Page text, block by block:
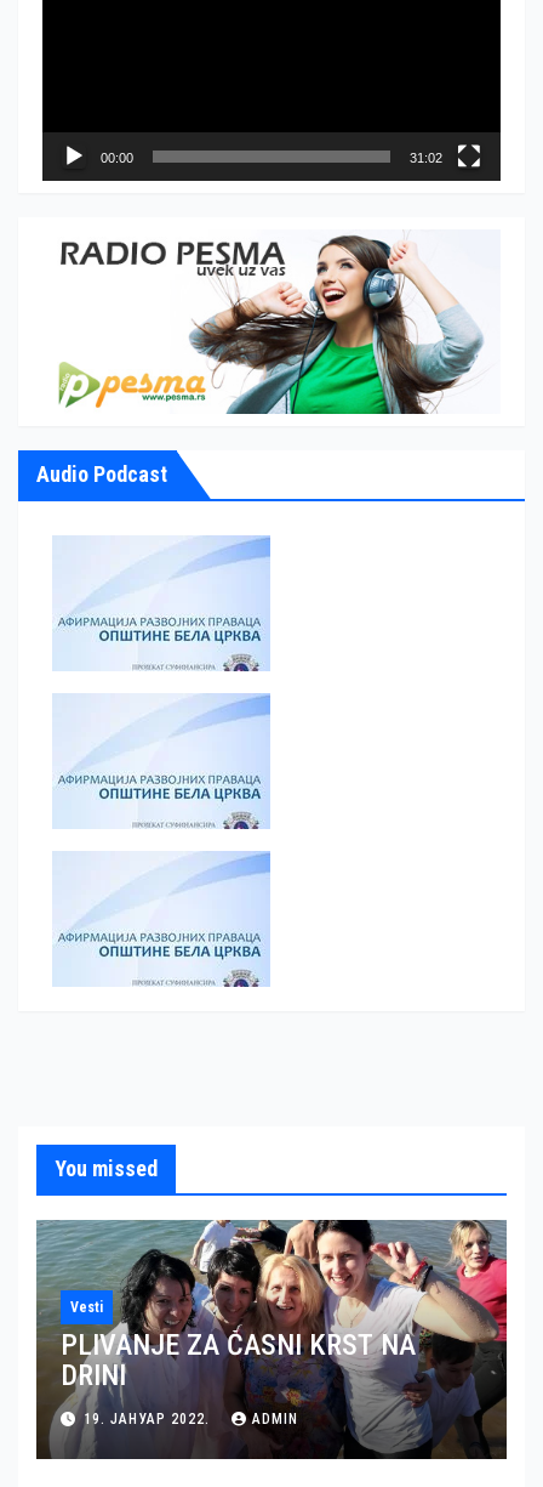
00:00 31:02
Audio Podcast
You missed
Vesti
PLIVANJE ZA ČASNI KRST NA
DRINI
19. ЈАНУАР 2022. ADMIN